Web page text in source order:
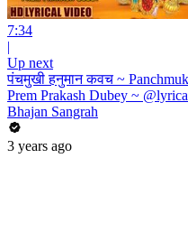
7:34
|
Up next
पंचमुखी हनुमान कवच ~
Prem Prakash Dubey ~
Bhajan Sangrah
3 years ago